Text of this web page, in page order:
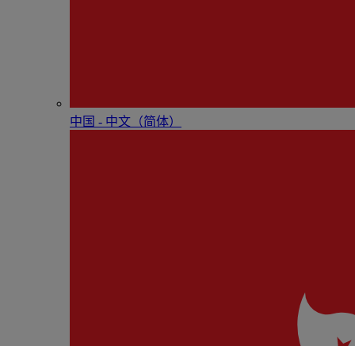
中国 - 中⽂（简体）